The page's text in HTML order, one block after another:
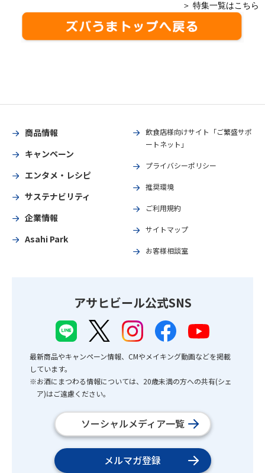
＞ 特集一覧はこちら
商品情報
キャンペーン
エンタメ・レシピ
サステナビリティ
企業情報
Asahi Park
飲食店様向けサイト「ご繁盛サポ
ートネット」
プライバシーポリシー
推奨環境
ご利用規約
サイトマップ
お客様相談室
アサヒビール公式SNS
最新商品やキャンペーン情報、CMやメイキング動画などを掲載
しています。
※お酒にまつわる情報については、20歳未満の方への共有(シェ
ア)はご遠慮ください。
ソーシャルメディア一覧
メルマガ登録